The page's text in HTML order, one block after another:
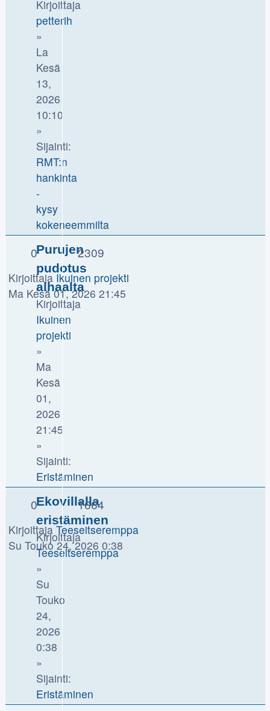
Kirjoittaja
petterih
»
La
Kesä
13,
2026
10:10
»
Sijainti:
RMT:n
hankinta
-
kysy
kokeneemmilta
Purujen
pudotus
alhaalta
Kirjoittaja
Ikuinen
projekti
»
Ma
Kesä
01,
2026
21:45
»
Sijainti:
Eristäminen
0 2309
KirjoittajaIkuinen projekti
Ma Kesä 01, 2026 21:45
Ekovillalla
eristäminen
Kirjoittaja
Teeseitseremppa
»
Su
Touko
24,
2026
0:38
»
Sijainti:
Eristäminen
0 1664
KirjoittajaTeeseitseremppa
Su Touko 24, 2026 0:38